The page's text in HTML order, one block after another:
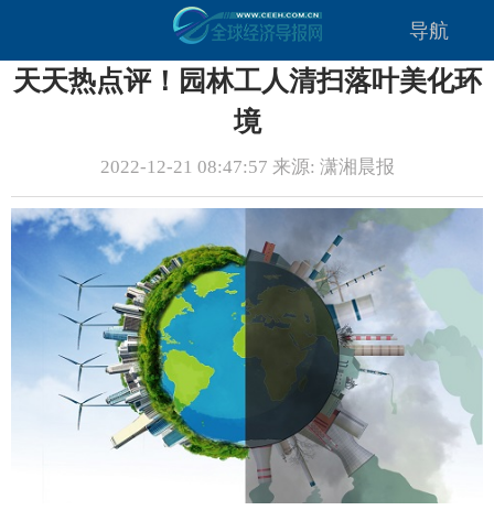
导航
天天热点评！园林工人清扫落叶美化环
境
2022-12-21 08:47:57 来源: 潇湘晨报